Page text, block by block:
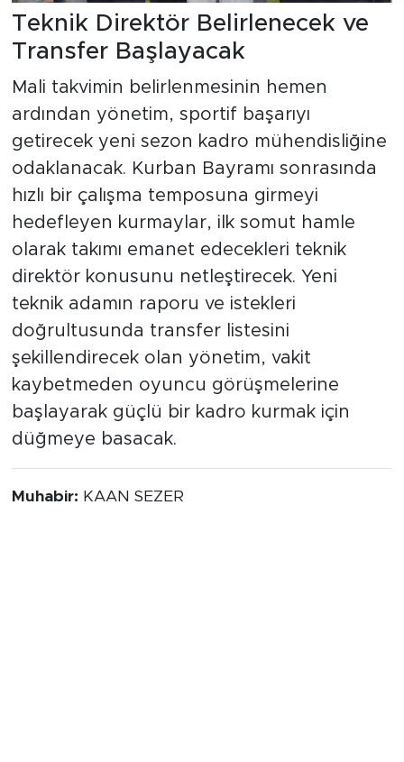
Teknik Direktör Belirlenecek ve
Transfer Başlayacak
Mali takvimin belirlenmesinin hemen
ardından yönetim, sportif başarıyı
getirecek yeni sezon kadro mühendisliğine
odaklanacak. Kurban Bayramı sonrasında
hızlı bir çalışma temposuna girmeyi
hedefleyen kurmaylar, ilk somut hamle
olarak takımı emanet edecekleri teknik
direktör konusunu netleştirecek. Yeni
teknik adamın raporu ve istekleri
doğrultusunda transfer listesini
şekillendirecek olan yönetim, vakit
kaybetmeden oyuncu görüşmelerine
başlayarak güçlü bir kadro kurmak için
düğmeye basacak.
Muhabir: KAAN SEZER